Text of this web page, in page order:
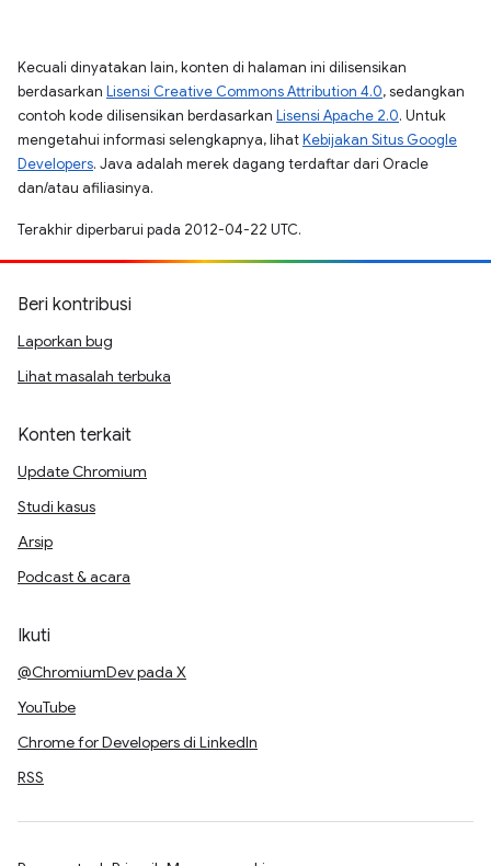
Kecuali dinyatakan lain, konten di halaman ini dilisensikan
berdasarkan Lisensi Creative Commons Attribution 4.0, sedangkan
contoh kode dilisensikan berdasarkan Lisensi Apache 2.0. Untuk
mengetahui informasi selengkapnya, lihatKebijakan Situs Google
Developers. Java adalah merek dagang terdaftar dari Oracle
dan/atau afiliasinya.
Terakhir diperbarui pada 2012-04-22 UTC.
Beri kontribusi
Laporkan bug
Lihat masalah terbuka
Konten terkait
Update Chromium
Studi kasus
Arsip
Podcast & acara
Ikuti
@ChromiumDev pada X
YouTube
Chrome for Developers di LinkedIn
RSS